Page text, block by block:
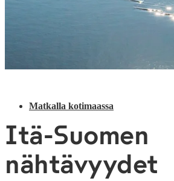
Matkalla kotimaassa
Itä-Suomen
nähtävyydet